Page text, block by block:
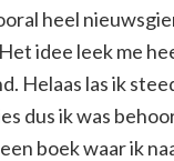
heel
idee leek me
Helaas las ik
dus ik was
boek waar ik